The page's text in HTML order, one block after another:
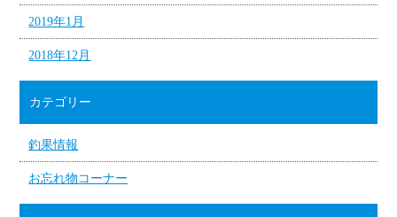
2019年1月
2018年12月
カテゴリー
釣果情報
お忘れ物コーナー